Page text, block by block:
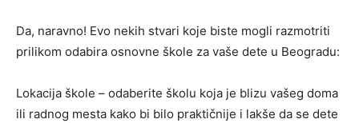
Da, naravno! Evo nekih stvari koje biste mogli razmotriti
prilikom odabira osnovne škole za vaše dete u Beogradu:
Lokacija škole – odaberite školu koja je blizu vašeg doma
ili radnog mesta kako bi bilo praktičnije i lakše da se dete